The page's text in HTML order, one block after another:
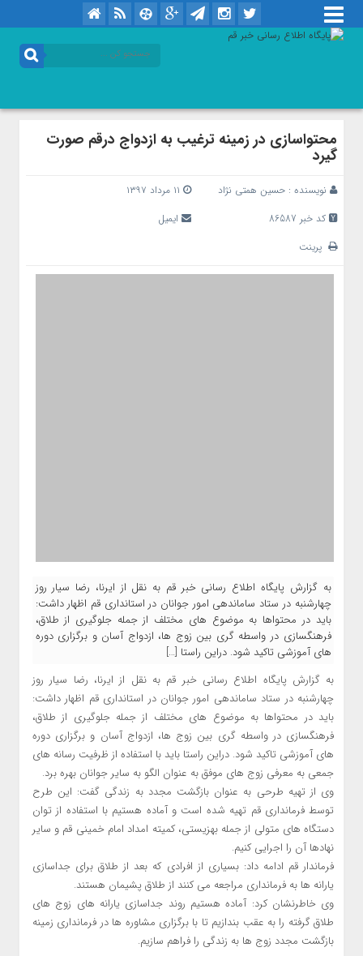
محتواسازی در زمینه ترغیب به ازدواج درقم صورت
گیرد
نویسنده : حسین همتی نژاد
کد خبر 86587
ایمیل
پرینت
به گزارش پایگاه اطلاع رسانی خبر قم به نقل از ایرنا، رضا سیار روز
چهارشنبه در ستاد ساماندهی امور جوانان در استانداری قم اظهار داشت:
باید در محتواها به موضوع های مختلف از جمله جلوگیری از طلاق،
فرهنگسازی در واسطه گری بین زوج ها، ازدواج آسان و برگزاری دوره
های آموزشی تاکید شود. دراین راستا […]
به گزارش پایگاه اطلاع رسانی خبر قم به نقل از ایرنا، رضا سیار روز
چهارشنبه در ستاد ساماندهی امور جوانان در استانداری قم اظهار داشت:
باید در محتواها به موضوع های مختلف از جمله جلوگیری از طلاق،
فرهنگسازی در واسطه گری بین زوج ها، ازدواج آسان و برگزاری دوره
های آموزشی تاکید شود. دراین راستا باید با استفاده از ظرفیت رسانه های
جمعی به معرفی زوج های موفق به عنوان الگو به سایر جوانان بهره برد.
وی از تهیه طرحی به عنوان بازگشت مجدد به زندگی گفت: این طرح
توسط فرمانداری قم تهیه شده است و آماده هستیم با استفاده از توان
دستگاه های متولی از جمله بهزیستی، کمیته امداد امام خمینی قم و سایر
نهادها آن را اجرایی کنیم.
فرماندار قم ادامه داد: بسیاری از افرادی که بعد از طلاق برای جداسازی
یارانه ها به فرمانداری مراجعه می کنند از طلاق پشیمان هستند.
وی خاطرنشان کرد: آماده هستیم روند جداسازی یارانه های زوج های
طلاق گرفته را به عقب بندازیم تا با برگزاری مشاوره ها در فرمانداری زمینه
بازگشت مجدد زوج ها به زندگی را فراهم سازیم.